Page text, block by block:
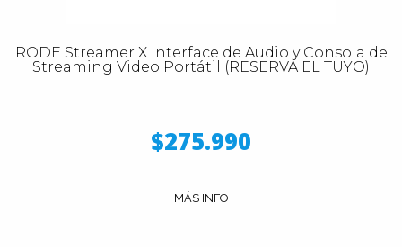
RODE Streamer X Interface de Audio y Consola de
Streaming Video Portátil (RESERVA EL TUYO)
$275.990
MÁS INFO